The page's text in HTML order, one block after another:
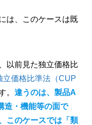
は、このケースは既
以前見た独立価格比
価格比準法（CUP
。 違うのは、製品A
造・機能等の面で
このケースでは「類